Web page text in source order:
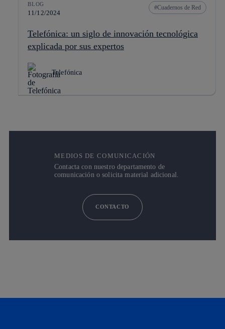
BLOG
11/12/2024
Cuadernos de Red
Telefónica: un siglo de innovación tecnológica
explicada por sus expertos
Telefónica
MEDIOS DE COMUNICACIÓN
Contacta con nuestro departamento de
comunicación o solicita material adicional.
CONTACTO